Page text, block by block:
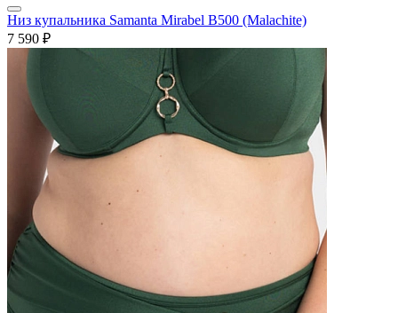
Низ купальника Samanta Mirabel B500 (Malachite)
7 590 ₽